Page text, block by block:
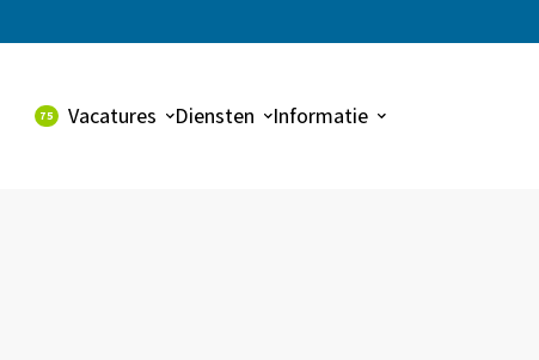
75 Vacatures Diensten Informatie